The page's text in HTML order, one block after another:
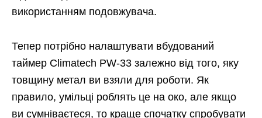
використанням подовжувача.
Тепер потрібно налаштувати вбудований
таймер Climatech PW-33 залежно від того, яку
товщину метал ви взяли для роботи. Як
правило, умільці роблять це на око, але якщо
ви сумніваєтеся, то краще спочатку спробувати